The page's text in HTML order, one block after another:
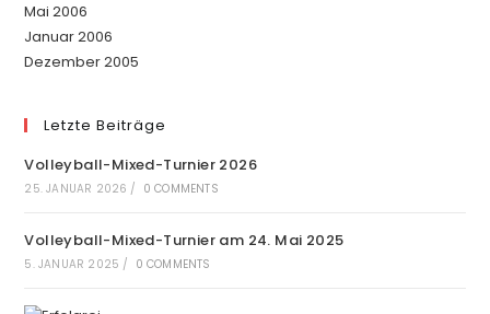
Mai 2006
Januar 2006
Dezember 2005
Letzte Beiträge
Volleyball-Mixed-Turnier 2026
25. JANUAR 2026 / 0 COMMENTS
Volleyball-Mixed-Turnier am 24. Mai 2025
5. JANUAR 2025 / 0 COMMENTS